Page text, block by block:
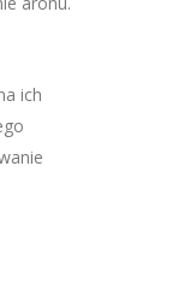
ich